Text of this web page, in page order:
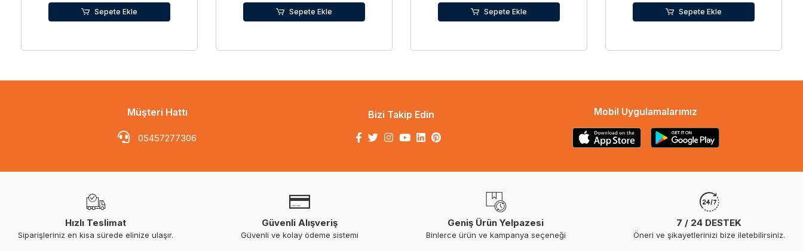
Sepete Ekle Sepete Ekle Sepete Ekle Sepete Ekle
Müşteri Hattı
05457277306
Bizi Takip Edin Mobil Uygulamalarımız
Hızlı Teslimat
Siparişleriniz en kısa sürede elinize ulaşır.
Güvenli Alışveriş
Güvenli ve kolay ödeme sistemi
Geniş Ürün Yelpazesi
Binlerce ürün ve kampanya seçeneği
7 / 24 DESTEK
Öneri ve şikayetlerinizi bize iletebilirsiniz.